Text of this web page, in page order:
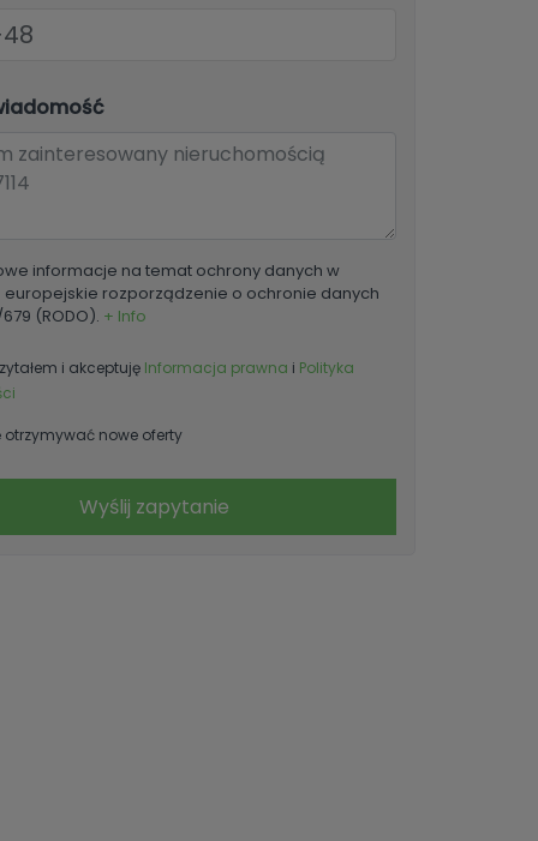
informacje na temat ochrony danych w
rozporządzenie o ochronie danych
(RODO). + Info
i akceptuję Informacja prawna i Polityka
nowe oferty
Wyślij zapytanie